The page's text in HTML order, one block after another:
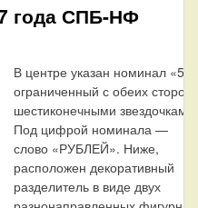
года СПБ-НФ
В центре указан номинал «5»,
ограниченный с обеих сторон
шестиконечными звездочками.
Под цифрой номинала —
слово «РУБЛЕЙ». Ниже,
расположен декоративный
разделитель в виде двух